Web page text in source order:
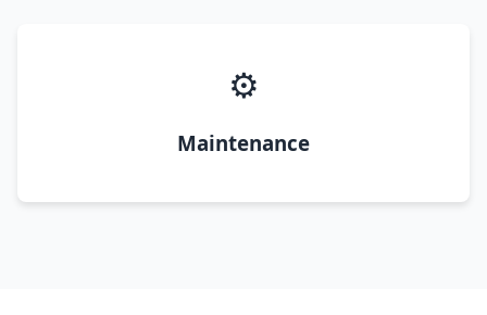
⚙️
Maintenance